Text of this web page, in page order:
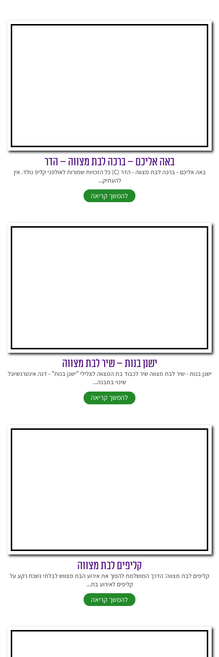
באה אליכם – ברכה לבת מצווה – הדר
באה אליכם - ברכה לבת מצווה - הדר (C) כל הזכויות שמורות לאולפני קליפ נולד. אין
להעתיק...
להמשך קריאה
ישנן בנות – שיר לבת מצווה
ישנן בנות - שיר לבת מצווה שיר לכבוד בת המצווה לצלילי "ישנן בנות" - דנה אינטרנשיונל
שינוי במבנה...
להמשך קריאה
קליפים לבת מצווה
קליפים לבת מצווה: הדרך המושלמת להפוך את אירוע הבת מצווש לבלתי נשכח רקע על
קליפים לאירוע בת...
להמשך קריאה